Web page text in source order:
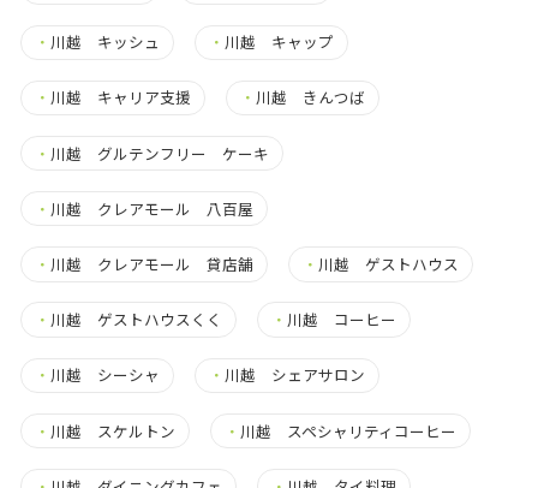
・ 川越 キッシュ ・ 川越 キャップ
・ 川越 キャリア支援 ・ 川越 きんつば
・ 川越 グルテンフリー ケーキ
・ 川越 クレアモール 八百屋
・ 川越 クレアモール 貸店舗 ・ 川越 ゲストハウス
・ 川越 ゲストハウスくく ・ 川越 コーヒー
・ 川越 シーシャ ・ 川越 シェアサロン
・ 川越 スケルトン ・ 川越 スペシャリティコーヒー